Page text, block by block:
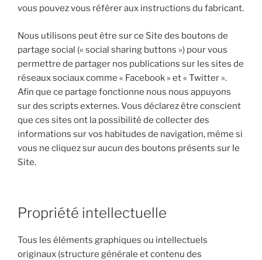
vous pouvez vous référer aux instructions du fabricant.
Nous utilisons peut être sur ce Site des boutons de
partage social (« social sharing buttons ») pour vous
permettre de partager nos publications sur les sites de
réseaux sociaux comme « Facebook » et « Twitter ».
Afin que ce partage fonctionne nous nous appuyons
sur des scripts externes. Vous déclarez être conscient
que ces sites ont la possibilité de collecter des
informations sur vos habitudes de navigation, même si
vous ne cliquez sur aucun des boutons présents sur le
Site.
Propriété intellectuelle
Tous les éléments graphiques ou intellectuels
originaux (structure générale et contenu des